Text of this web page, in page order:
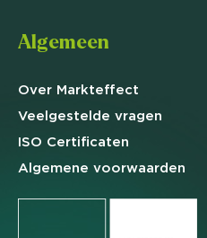
Algemeen
Over Markteffect
Veelgestelde vragen
ISO Certificaten
Algemene voorwaarden